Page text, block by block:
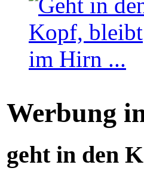
Werbung
geht in den